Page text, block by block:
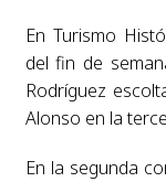
En Turismo
del fin de
Rodríguez
Alonso en la
En la segunda